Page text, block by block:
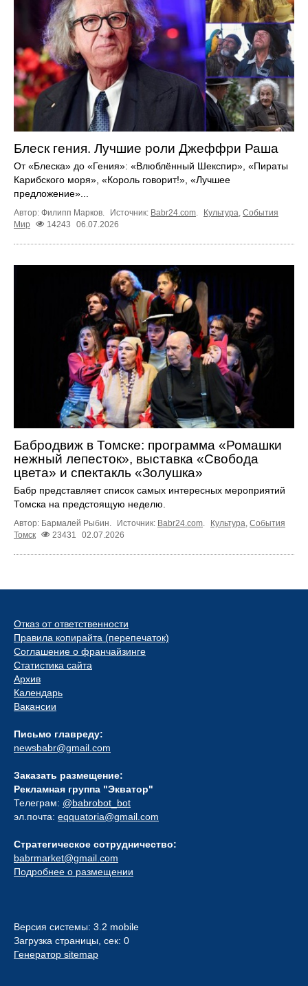
Блеск гения. Лучшие роли Джеффри Раша
От «Блеска» до «Гения»: «Влюблённый Шекспир», «Пираты
Карибского моря», «Король говорит!», «Лучшее
предложение»...
Автор: Филипп Марков. Источник: Babr24.com. Культура, События
Мир
14243 06.07.2026
Бабродвиж в Томске: программа «Ромашки
нежный лепесток», выставка «Свобода
цвета» и спектакль «Золушка»
Бабр представляет список самых интересных мероприятий
Томска на предстоящую неделю.
Автор: Бармалей Рыбин. Источник: Babr24.com. Культура, События
Томск
23431 02.07.2026
Отказ от ответственности
Правила копирайта (перепечаток)
Соглашение о франчайзинге
Статистика сайта
Архив
Календарь
Вакансии
Письмо главреду:
newsbabr@gmail.com
Заказать размещение:
Рекламная группа "Экватор"
Телеграм: @babrobot_bot
эл.почта: eqquatoria@gmail.com
Стратегическое сотрудничество:
babrmarket@gmail.com
Подробнее о размещении
Версия системы: 3.2 mobile
Загрузка страницы, сек: 0
Генератор sitemap